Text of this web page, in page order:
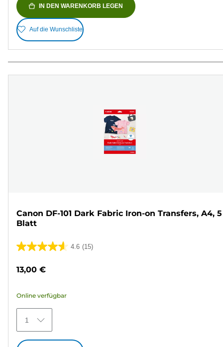
IN DEN WARENKORB LEGEN
Auf die Wunschliste
Canon DF-101 Dark Fabric Iron-on Transfers, A4, 5
Blatt
4.6 (15)
4.6
15
Bewertungen
13,00 €
Online verfügbar
1